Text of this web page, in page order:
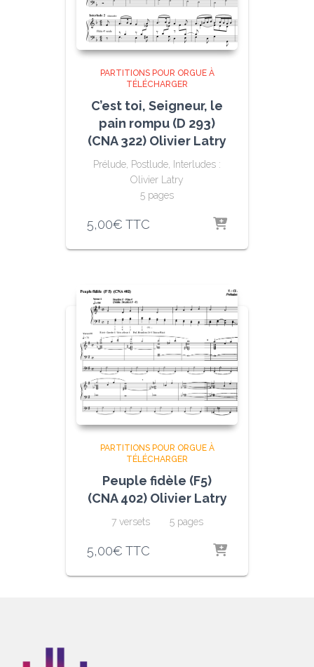
PARTITIONS POUR ORGUE À
TÉLÉCHARGER
C’est toi, Seigneur, le
pain rompu (D 293)
(CNA 322) Olivier Latry
Prélude, Postlude, Interludes :
Olivier Latry
5 pages
5,00€ TTC
PARTITIONS POUR ORGUE À
TÉLÉCHARGER
Peuple fidèle (F5)
(CNA 402) Olivier Latry
7 versets 5 pages
5,00€ TTC